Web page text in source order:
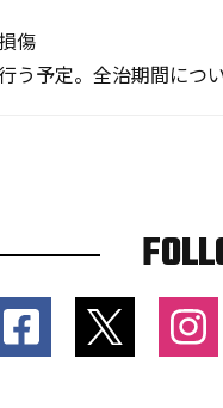
傷
予定。全治期間につ